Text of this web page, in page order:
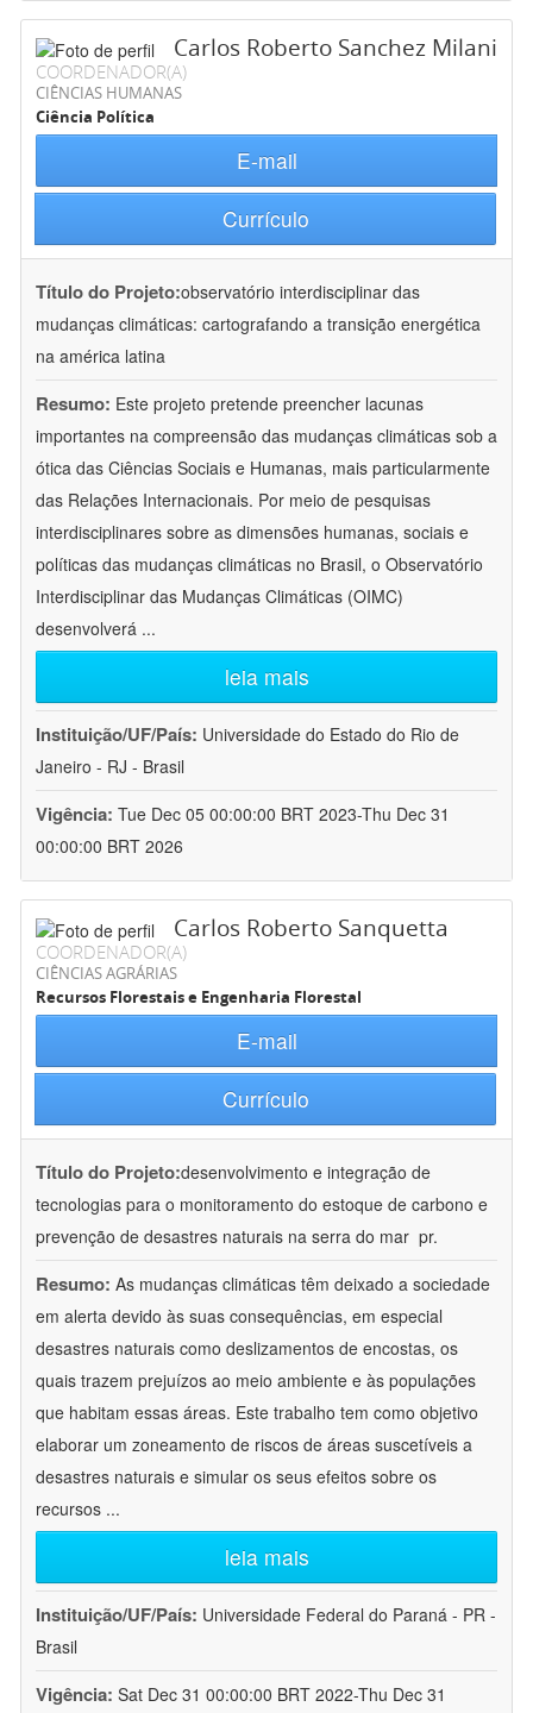
Carlos Roberto Sanchez Milani
COORDENADOR(A)
CIÊNCIAS HUMANAS
Ciência Política
E-mail
Currículo
Título do Projeto:observatório interdisciplinar das
mudanças climáticas: cartografando a transição energética
na américa latina
Resumo: Este projeto pretende preencher lacunas
importantes na compreensão das mudanças climáticas sob a
ótica das Ciências Sociais e Humanas, mais particularmente
das Relações Internacionais. Por meio de pesquisas
interdisciplinares sobre as dimensões humanas, sociais e
políticas das mudanças climáticas no Brasil, o Observatório
Interdisciplinar das Mudanças Climáticas (OIMC)
desenvolverá ...
leia mais
Instituição/UF/País: Universidade do Estado do Rio de
Janeiro - RJ - Brasil
Vigência: Tue Dec 05 00:00:00 BRT 2023-Thu Dec 31
00:00:00 BRT 2026
Carlos Roberto Sanquetta
COORDENADOR(A)
CIÊNCIAS AGRÁRIAS
Recursos Florestais e Engenharia Florestal
E-mail
Currículo
Título do Projeto:desenvolvimento e integração de
tecnologias para o monitoramento do estoque de carbono e
prevenção de desastres naturais na serra do mar  pr.
Resumo: As mudanças climáticas têm deixado a sociedade
em alerta devido às suas consequências, em especial
desastres naturais como deslizamentos de encostas, os
quais trazem prejuízos ao meio ambiente e às populações
que habitam essas áreas. Este trabalho tem como objetivo
elaborar um zoneamento de riscos de áreas suscetíveis a
desastres naturais e simular os seus efeitos sobre os
recursos ...
leia mais
Instituição/UF/País: Universidade Federal do Paraná - PR -
Brasil
Vigência: Sat Dec 31 00:00:00 BRT 2022-Thu Dec 31